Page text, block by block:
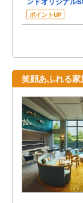
ポイントUP
笑顔あふれる